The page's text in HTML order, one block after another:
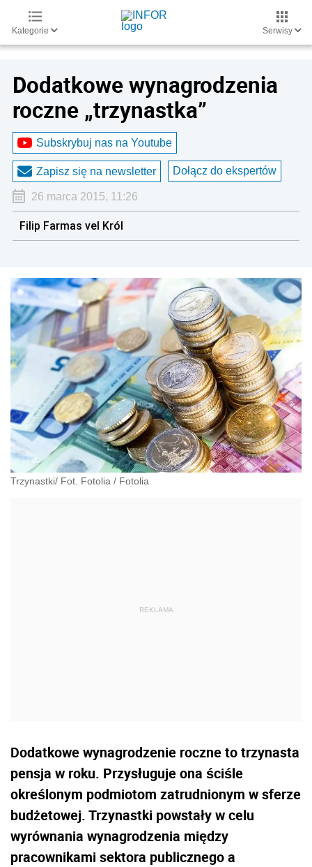
Kategorie Serwisy
Dodatkowe wynagrodzenia
roczne „trzynastka”
Subskrybuj nas na Youtube
Zapisz się na newsletter Dołącz do ekspertów
26 marca 2015, 11:26
Filip Farmas vel Król
Trzynastki/ Fot. Fotolia / Fotolia
Dodatkowe wynagrodzenie roczne to trzynasta
pensja w roku. Przysługuje ona ściśle
określonym podmiotom zatrudnionym w sferze
budżetowej. Trzynastki powstały w celu
wyrównania wynagrodzenia między
pracownikami sektora publicznego a